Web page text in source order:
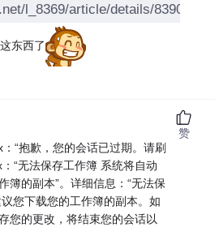
l_8369/article/details/
东西了
“抱歉，您的会话已过期。请刷
“无法保存工作簿 系统将自动
簿的副本”。详细信息：“无法保
您下载您的工作簿的副本。如
您的更改，将结束您的会话以
赞